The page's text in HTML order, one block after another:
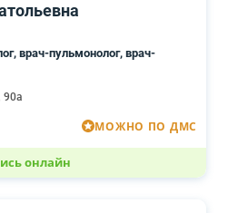
врач-пульмонолог, врач-
90а
МОЖНО ПО ДМС
онлайн